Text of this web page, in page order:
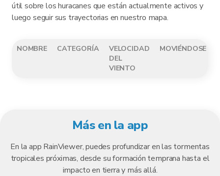
útil sobre los huracanes que están actualmente activos y
luego seguir sus trayectorias en nuestro mapa.
NOMBRE CATEGORÍA
VELOCIDAD
DEL
VIENTO
MOVIÉNDOSE
Más en la app
En la app RainViewer, puedes profundizar en las tormentas
tropicales próximas, desde su formación temprana hasta el
impacto en tierra y más allá.